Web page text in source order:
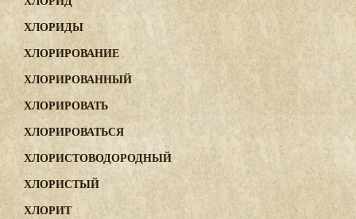
ХЛОРИДЫ
ХЛОРИРОВАНИЕ
ХЛОРИРОВАННЫЙ
ХЛОРИРОВАТЬ
ХЛОРИРОВАТЬСЯ
ХЛОРИСТОВОДОРОДНЫЙ
ХЛОРИСТЫЙ
ХЛОРИТ